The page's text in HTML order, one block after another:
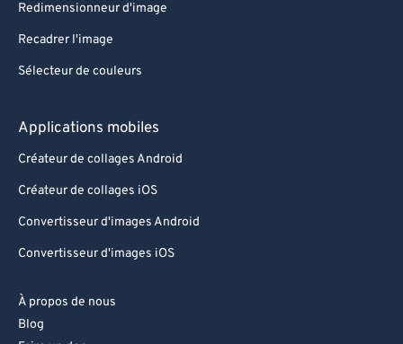
Redimensionneur d'image
Recadrer l'image
Sélecteur de couleurs
Applications mobiles
Créateur de collages Android
Créateur de collages iOS
Convertisseur d'images Android
Convertisseur d'images iOS
À propos de nous
Blog